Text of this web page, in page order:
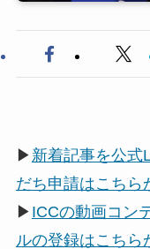
▶ 新着記事を公式
だち申請はこちら
▶ ICCの動画コン
ルの登録はこちら